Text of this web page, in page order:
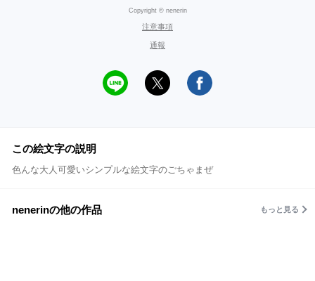
Copyright © nenerin
注意事項
通報
この絵文字の説明
色んな大人可愛いシンプルな絵文字のごちゃまぜ
nenerinの他の作品 もっと見る